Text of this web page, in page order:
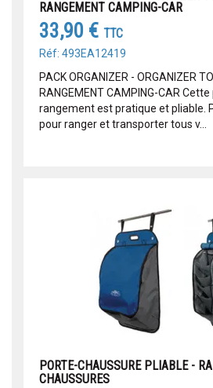
RANGEMENT CAMPING-CAR
33,90 € TTC
Réf: 493EA12419
PACK ORGANIZER - ORGANIZER
RANGEMENT CAMPING-CAR
rangement est pratique et pliable.
pour ranger et transporter tous v...
PORTE-CHAUSSURE PLIABLE -
CHAUSSURES